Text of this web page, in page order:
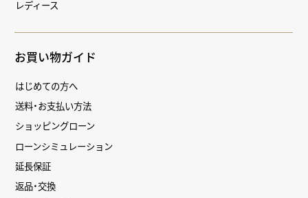
レディース
お買い物ガイド
はじめての方へ
送料・お支払い方法
ショッピングローン
ローンシミュレーション
延長保証
返品・交換